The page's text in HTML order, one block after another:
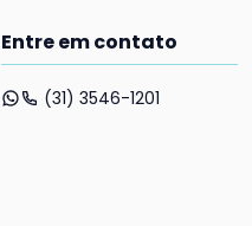
Entre em contato
(31) 3546-1201